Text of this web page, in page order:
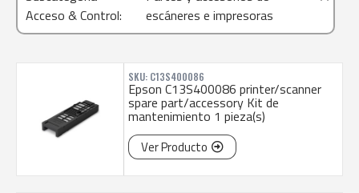
Acceso & Control:
escáneres e impresoras
SKU: C13S400086
Epson C13S400086 printer/scanner
spare part/accessory Kit de
mantenimiento 1 pieza(s)
Ver Producto